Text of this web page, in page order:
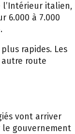
italien,
6.000 à 7.000
rapides. Les
route
vont arriver
le gouvernement